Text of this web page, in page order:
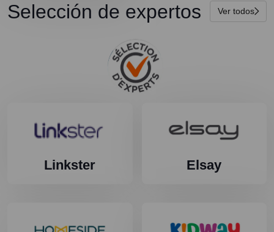
Selección de expertos Ver todos
Linkster Elsay